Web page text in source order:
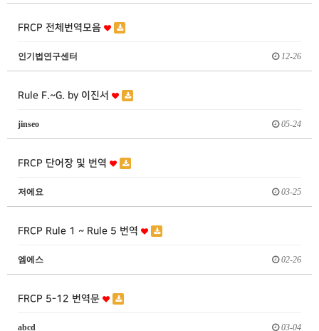
FRCP 전체번역모음
인기법연구센터 12-26
Rule F.~G. by 이진서
jinseo 05-24
FRCP 단어장 및 번역
저에요 03-25
FRCP Rule 1 ~ Rule 5 번역
엠에스 02-26
FRCP 5-12 번역문
abcd 03-04